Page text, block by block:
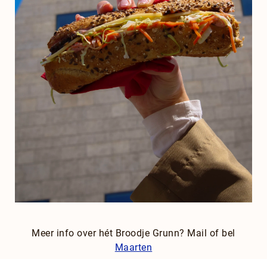
Meer info over hét Broodje Grunn? Mail of bel
Maarten